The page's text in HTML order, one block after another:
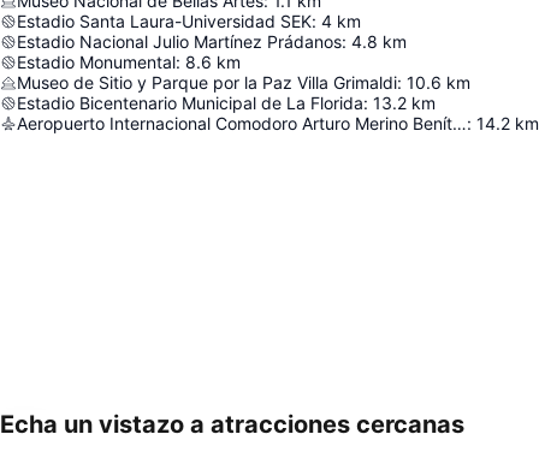
Estadio Santa Laura-Universidad SEK: 4 km
Estadio Nacional Julio Martínez Prádanos: 4.8 km
Estadio Monumental: 8.6 km
Museo de Sitio y Parque por la Paz Villa Grimaldi: 10.6 km
Estadio Bicentenario Municipal de La Florida: 13.2 km
Aeropuerto Internacional Comodoro Arturo Merino Benítez: 14.2 km
Echa un vistazo a atracciones cercanas